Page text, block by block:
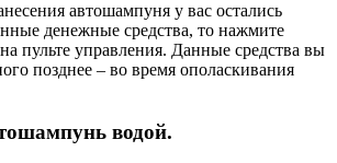
автошампуня у вас остались
денежные средства, то нажмите
пульте управления. Данные средства вы
позднее – во время ополаскивания
водой.